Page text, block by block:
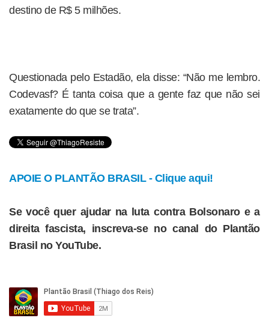
destino de R$ 5 milhões.
Questionada pelo Estadão, ela disse: “Não me lembro.
Codevasf? É tanta coisa que a gente faz que não sei
exatamente do que se trata”.
APOIE O PLANTÃO BRASIL - Clique aqui!
Se você quer ajudar na luta contra Bolsonaro e a
direita fascista, inscreva-se no canal do Plantão
Brasil no YouTube.